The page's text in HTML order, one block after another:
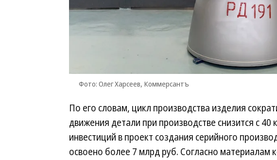
Фото: Олег Харсеев, Коммерсантъ
По его словам, цикл производства изделия
движения детали при производстве снизится с
инвестиций в проект создания серийного
освоено более 7 млрд руб. Согласно материалам